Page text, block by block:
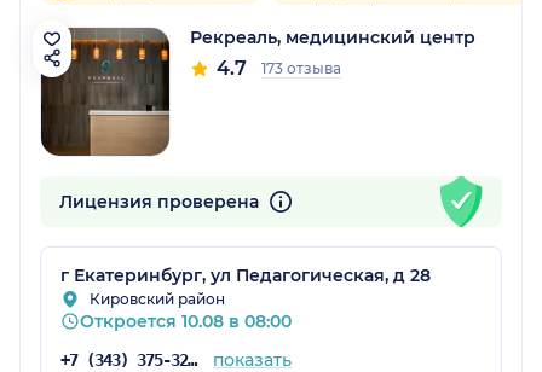
Рекреаль, медицинский центр
4.7 173 отзыва
Лицензия проверена
г Екатеринбург, ул Педагогическая, д 28
Кировский район
Откроется 10.08 в 08:00
+7 (343) 375-32-09 показать